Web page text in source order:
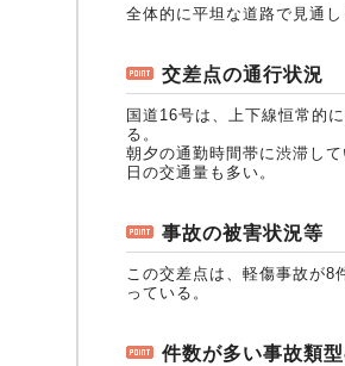
医療・介護保険
規範、方針、指針・基準、ガイドラ
お客様の声を受けた取り組み
保険金の支払状況（第三分野）
「損害保険登録鑑定人」認定試験
アジャスター試験
刊行物・報告書
お知らせトップ
相談・通報等窓口
相談・通報等窓口トップ
全体的に平坦な道路で見通し
交差点の通行状況
国道16号は、上下線恒常的
る。
朝夕の通勤時間帯に渋滞し
日の交通量も多い。
事故の被害状況等
この交差点は、軽傷事故が8
っている。
件数が多い事故類